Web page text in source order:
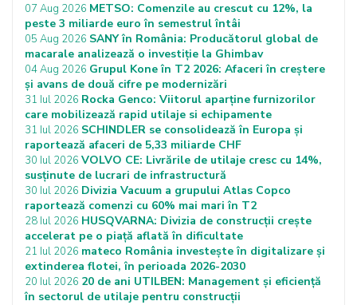
07 Aug 2026 METSO: Comenzile au crescut cu 12%, la
peste 3 miliarde euro în semestrul întâi
05 Aug 2026 SANY în România: Producătorul global de
macarale analizează o investiție la Ghimbav
04 Aug 2026 Grupul Kone în T2 2026: Afaceri în creștere
și avans de două cifre pe modernizări
31 Iul 2026 Rocka Genco: Viitorul aparține furnizorilor
care mobilizează rapid utilaje si echipamente
31 Iul 2026 SCHINDLER se consolidează în Europa și
raportează afaceri de 5,33 miliarde CHF
30 Iul 2026 VOLVO CE: Livrările de utilaje cresc cu 14%,
susținute de lucrari de infrastructură
30 Iul 2026 Divizia Vacuum a grupului Atlas Copco
raportează comenzi cu 60% mai mari în T2
28 Iul 2026 HUSQVARNA: Divizia de construcții crește
accelerat pe o piață aflată în dificultate
21 Iul 2026 mateco România investește în digitalizare și
extinderea flotei, în perioada 2026-2030
20 Iul 2026 20 de ani UTILBEN: Management și eficiență
în sectorul de utilaje pentru construcții